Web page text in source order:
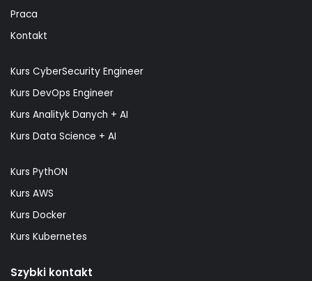
Praca
Kontakt
Kurs CyberSecurity Engineer
Kurs DevOps Engineer
Kurs Analityk Danych + AI
Kurs Data Science + AI
Kurs PythON
Kurs AWS
Kurs Docker
Kurs Kubernetes
Szybki kontakt